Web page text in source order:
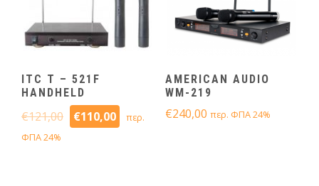
ITC T – 521F
HANDHELD
€121,00 €110,00
περ.
ΦΠΑ 24%
AMERICAN AUDIO
WM-219
€240,00 περ. ΦΠΑ 24%